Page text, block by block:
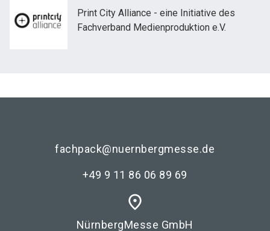
Print City Alliance - eine Initiative des
Fachverband Medienproduktion e.V.
fachpack@nuernbergmesse.de
+49 9 11 86 06 89 69
place
NürnbergMesse GmbH